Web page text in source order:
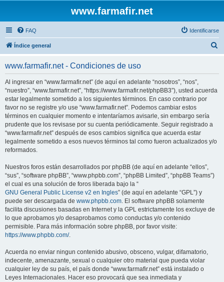
www.farmafir.net
FAQ Identificarse
Índice general
www.farmafir.net - Condiciones de uso
Al ingresar en “www.farmafir.net” (de aquí en adelante “nosotros”, “nos”,
“nuestro”, “www.farmafir.net”, “https://www.farmafir.net/phpBB3”), usted acuerda
estar legalmente sometido a los siguientes términos. En caso contrario por
favor no se registre y/o use “www.farmafir.net”. Podemos cambiar estos
términos en cualquier momento e intentaríamos avisarle, sin embargo sería
prudente que los revisase por su cuenta periódicamente. Seguir registrado a
“www.farmafir.net” después de esos cambios significa que acuerda estar
legalmente sometido a esos nuevos términos tal como fueron actualizados y/o
reformados.
Nuestros foros están desarrollados por phpBB (de aquí en adelante “ellos”,
“sus”, “software phpBB”, “www.phpbb.com”, “phpBB Limited”, “phpBB Teams”)
el cual es una solución de foros liberada bajo la “
GNU General Public License v2 en Ingles” (de aquí en adelante “GPL”) y
puede ser descargada de www.phpbb.com. El software phpBB solamente
facilita discusiones basadas en Internet y la GPL estrictamente los excluye de
lo que aprobamos y/o desaprobamos como conductas y/o contenido
permisible. Para más información sobre phpBB, por favor visite:
https://www.phpbb.com/.
Acuerda no enviar ningun contenido abusivo, obsceno, vulgar, difamatorio,
indecente, amenazante, sexual o cualquier otro material que pueda violar
cualquier ley de su país, el país donde “www.farmafir.net” está instalado o
Leyes Internacionales. Hacer eso provocará que sea inmediata y